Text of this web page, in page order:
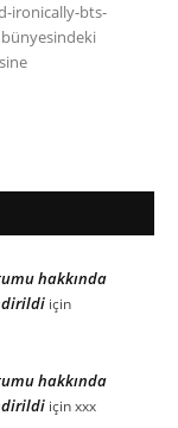
ironically-bts-
bünyesindeki
hakkında
için
hakkında
içinxxx